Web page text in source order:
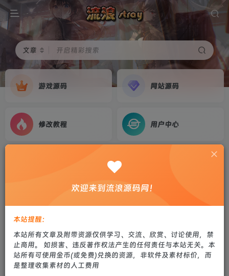
文章 开启精彩搜索
游戏源码 网站源码
修改教程 用户中心
WIN系服务端+Linux手工服务端+简易客户端+教
程
5个月前更新
0 565 19
欢迎来到流浪源码网！
本站提醒：
本站所有文章及附带资源仅供学习、交流、欣赏、讨论使用，禁
止商用。 如损害、违反著作权法产生的任何责任与本站无关。本
站所有可使用金币(或免费)兑换的资源，非软件及素材标价，而
是整理收集素材的人工费用